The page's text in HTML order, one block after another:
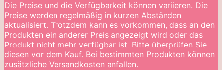
Die Preise und die Verfügbarkeit können variieren. Die
Preise werden regelmäßig in kurzen Abständen
aktualisiert. Trotzdem kann es vorkommen, dass an den
Produkten ein anderer Preis angezeigt wird oder das
Produkt nicht mehr verfügbar ist. Bitte überprüfen Sie
diesen vor dem Kauf. Bei bestimmten Produkten können
zusätzliche Versandkosten anfallen.